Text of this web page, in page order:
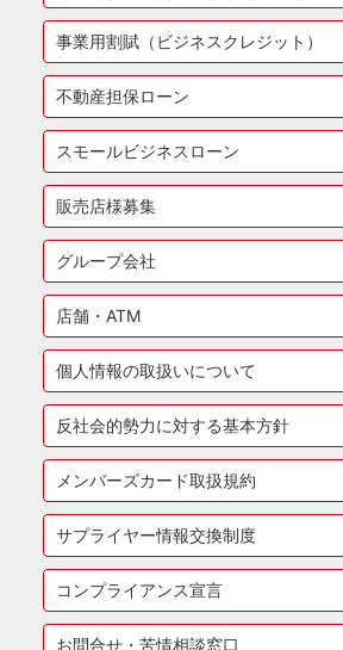
事業用割賦（ビジネスクレジット）
不動産担保ローン
スモールビジネスローン
販売店様募集
グループ会社
店舗・ATM
個人情報の取扱いについて
反社会的勢力に対する基本方針
メンバーズカード取扱規約
サプライヤー情報交換制度
コンプライアンス宣言
お問合せ・苦情相談窓口